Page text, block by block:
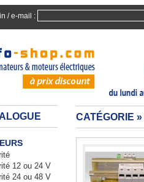
/ e-mail :
12 ou 24 V
24 ou 48 V
CATÉGORIE »